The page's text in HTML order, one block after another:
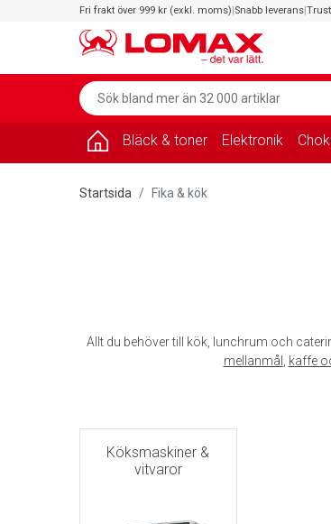
Fri frakt över 999 kr (exkl. moms)|Snabb leverans|
Bläck & toner Elektronik
Startsida Fika & kök
Allt du behöver till kök, lunchrum och
mellanmål
kaffe
Köksmaskiner &
vitvaror